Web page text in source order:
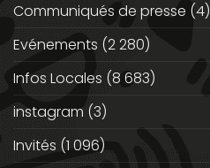
Communiqués de presse (4)
Evénements (2 280)
Infos Locales (8 683)
instagram (3)
Invités (1 096)